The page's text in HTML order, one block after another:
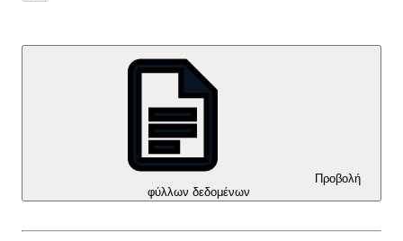
Προβολή
φύλλων δεδομένων